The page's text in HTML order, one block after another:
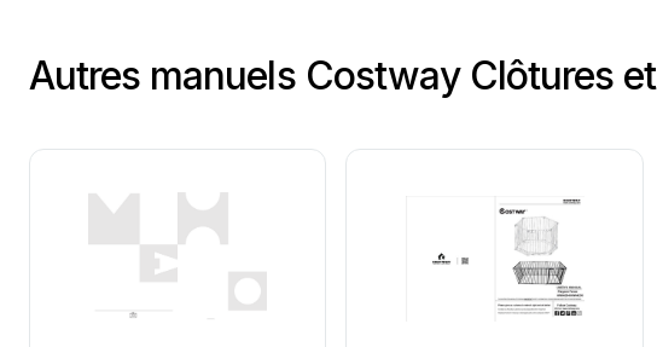
Autres manuels Costway Clôtures